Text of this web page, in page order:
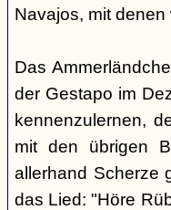
Navajos, mit
Das
der Gestapo im
kennenzulernen,
mit den übrigen
allerhand Scherze
das Lied: "Höre